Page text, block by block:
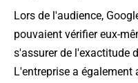
Lors de l'audience,
pouvaient vérifier eux-
s'assurer de l'exactitude
L'entreprise a